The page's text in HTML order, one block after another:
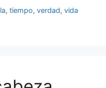
,tiempo,verdad,vida